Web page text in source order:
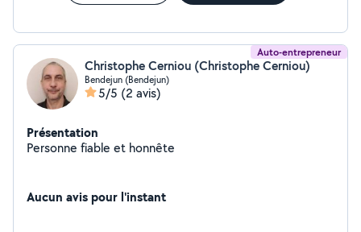
Auto-entrepreneur
Christophe Cerniou (Christophe Cerniou)
Bendejun (Bendejun)
5/5 (2 avis)
Présentation
Personne fiable et honnête
Aucun avis pour l'instant